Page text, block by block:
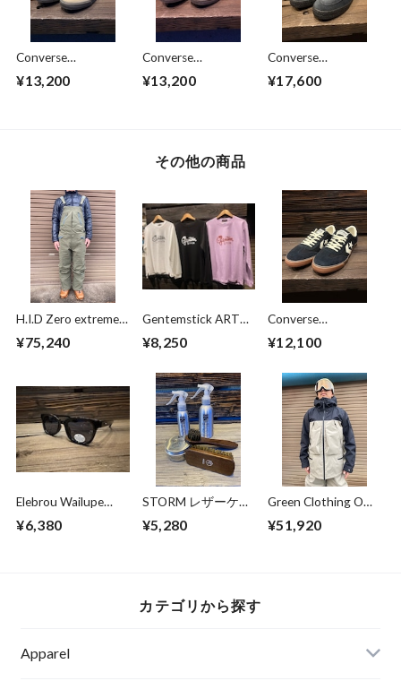
Converse
ROADCLASSIC SK
¥13,200
Converse
ROADCLASSIC SK
¥13,200
Converse
LOAFER Ⅱ SK
¥17,600
その他の商品
H.I.D Zero extreme
Mサイズ
¥75,240
Gentemstick ART
K.T(Koji Toyoda)
¥8,250
Converse
ROADCLASSIC SK
¥12,100
Elebrou Wailupe
江産偏光レンズ）
¥6,380
STORM レザーケア
¥5,280
Green Clothing OGA
Sandgrey/Black Lサ
¥51,920
カテゴリから探す
Apparel